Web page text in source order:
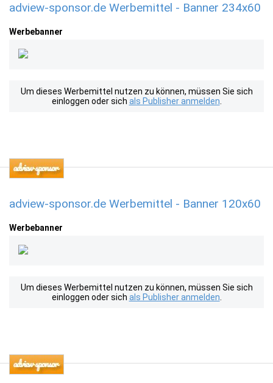
adview-sponsor.de Werbemittel - Banner 234x60
Werbebanner
Um dieses Werbemittel nutzen zu können, müssen Sie sich
einloggen oder sich als Publisher anmelden
adview-sponsor.de Werbemittel - Banner 120x60
Werbebanner
Um dieses Werbemittel nutzen zu können, müssen Sie sich
einloggen oder sich als Publisher anmelden